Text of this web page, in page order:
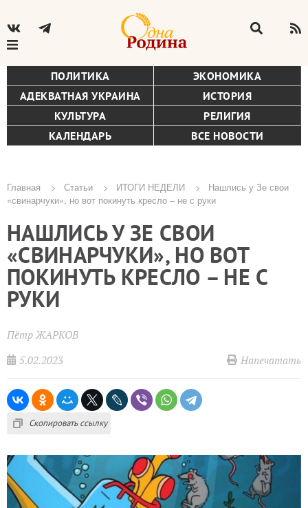
ПОЛИТИКА
ЭКОНОМИКА
АДЕКВАТНАЯ УКРАИНА
ИСТОРИЯ
КУЛЬТУРА
РЕЛИГИЯ
КАЛЕНДАРЬ
ВСЕ НОВОСТИ
Строка
навигации
Главная Статьи ИТОГИ НЕДЕЛИ
Нашлись у Зе свои
«свинарчуки», но вот покинуть кресло – не с руки
НАШЛИСЬ У ЗЕ СВОИ
«СВИНАРЧУКИ», НО ВОТ
ПОКИНУТЬ КРЕСЛО – НЕ С
РУКИ
Пётр ЖАРКОВ
5.02.2023
Напечатать
Скопировать ссылку